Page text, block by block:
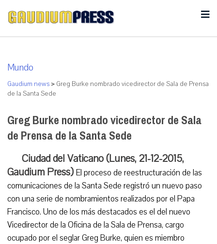
Mundo
Gaudium news > Greg Burke nombrado vicedirector de Sala de Prensa
de la Santa Sede
Greg Burke nombrado vicedirector de Sala
de Prensa de la Santa Sede
Ciudad del Vaticano (Lunes, 21-12-2015,
Gaudium Press) El proceso de reestructuración de las
comunicaciones de la Santa Sede registró un nuevo paso
con una serie de nombramientos realizados por el Papa
Francisco. Uno de los más destacados es el del nuevo
Vicedirector de la Oficina de la Sala de Prensa, cargo
ocupado por el seglar Greg Burke, quien es miembro